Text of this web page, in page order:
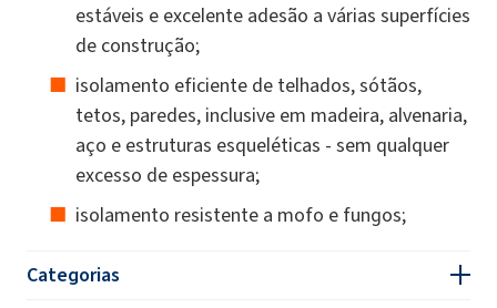
estáveis e excelente adesão a várias superfícies
de construção;
isolamento eficiente de telhados, sótãos,
tetos, paredes, inclusive em madeira, alvenaria,
aço e estruturas esqueléticas - sem qualquer
excesso de espessura;
isolamento resistente a mofo e fungos;
Categorias